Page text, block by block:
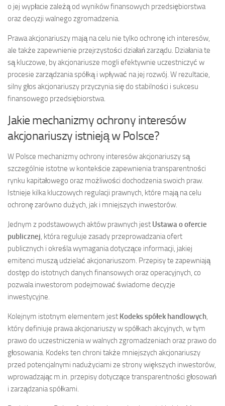
o jej wypłacie zależą od wyników finansowych przedsiębiorstwa
oraz decyzji walnego zgromadzenia.
Prawa akcjonariuszy mają na celu nie tylko ochronę ich interesów,
ale także zapewnienie przejrzystości działań zarządu. Działania te
są kluczowe, by akcjonariusze mogli efektywnie uczestniczyć w
procesie zarządzania spółką i wpływać na jej rozwój. W rezultacie,
silny głos akcjonariuszy przyczynia się do stabilności i sukcesu
finansowego przedsiębiorstwa.
Jakie mechanizmy ochrony interesów
akcjonariuszy istnieją w Polsce?
W Polsce mechanizmy ochrony interesów akcjonariuszy są
szczególnie istotne w kontekście zapewnienia transparentności
rynku kapitałowego oraz możliwości dochodzenia swoich praw.
Istnieje kilka kluczowych regulacji prawnych, które mają na celu
ochronę zarówno dużych, jak i mniejszych inwestorów.
Jednym z podstawowych aktów prawnych jest Ustawa o ofercie
publicznej, która reguluje zasady przeprowadzania ofert
publicznych i określa wymagania dotyczące informacji, jakiej
emitenci muszą udzielać akcjonariuszom. Przepisy te zapewniają
dostęp do istotnych danych finansowych oraz operacyjnych, co
pozwala inwestorom podejmować świadome decyzje
inwestycyjne.
Kolejnym istotnym elementem jest Kodeks spółek handlowych,
który definiuje prawa akcjonariuszy w spółkach akcyjnych, w tym
prawo do uczestniczenia w walnych zgromadzeniach oraz prawo do
głosowania. Kodeks ten chroni także mniejszych akcjonariuszy
przed potencjalnymi nadużyciami ze strony większych inwestorów,
wprowadzając m.in. przepisy dotyczące transparentności głosowań
i zarządzania spółkami.